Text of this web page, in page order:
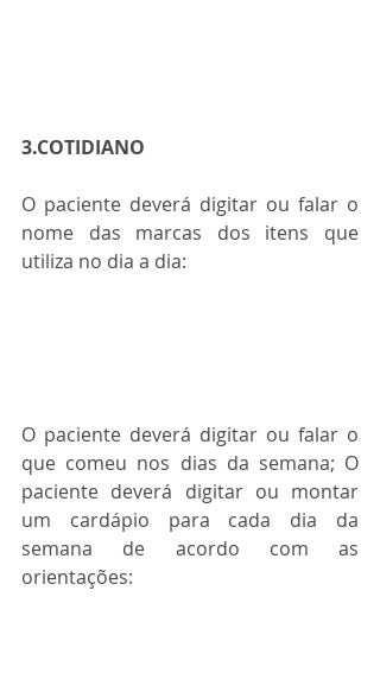
3.COTIDIANO
O paciente deverá digitar ou falar o
nome das marcas dos itens que
utiliza no dia a dia:
O paciente deverá digitar ou falar o
que comeu nos dias da semana; O
paciente deverá digitar ou montar
um cardápio para cada dia da
semana de acordo com as
orientações: